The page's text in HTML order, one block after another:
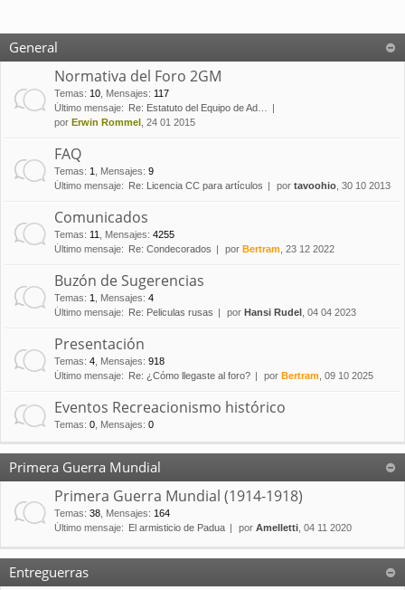
General
Normativa del Foro 2GM
Temas: 10 Mensajes: 117
Último mensaje:
Re: Estatuto del Equipo de Ad…
por Erwin Rommel , 24 01 2015
FAQ
Temas: 1 Mensajes: 9
Último mensaje:
Re: Licencia CC para artículos por tavoohio , 30 10 2013
Comunicados
Temas: 11 Mensajes: 4255
Último mensaje:
Re: Condecorados por Bertram , 23 12 2022
Buzón de Sugerencias
Temas: 1 Mensajes: 4
Último mensaje:
Re: Peliculas rusas por Hansi Rudel , 04 04 2023
Presentación
Temas: 4 Mensajes: 918
Último mensaje:
Re: ¿Cómo llegaste al foro? por Bertram , 09 10 2025
Eventos Recreacionismo histórico
Temas: 0 Mensajes: 0
Primera Guerra Mundial
Primera Guerra Mundial (1914-1918)
Temas: 38 Mensajes: 164
Último mensaje:
El armisticio de Padua por Amelletti , 04 11 2020
Entreguerras